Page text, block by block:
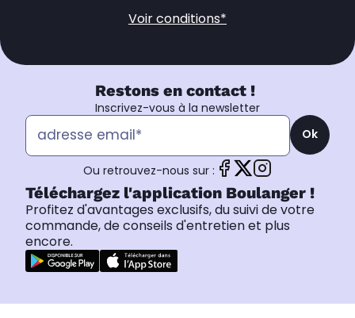
Voir conditions*
Restons en contact !
Inscrivez-vous à la newsletter
Ok
Ou retrouvez-nous sur :
Téléchargez l'application Boulanger !
Profitez d'avantages exclusifs, du suivi de votre
commande, de conseils d'entretien et plus
encore.